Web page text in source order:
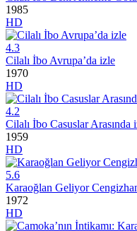
1985
HD
4.3
Cilalı İbo Avrupa’da izle
1970
HD
4.2
Cilalı İbo Casuslar Arasında
1959
HD
5.6
Karaoğlan Geliyor
1972
HD